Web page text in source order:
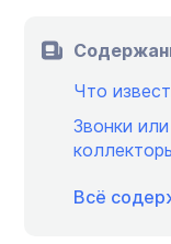
Что
Звонки
Всё